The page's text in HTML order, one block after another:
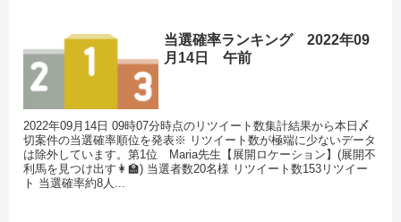
当選確率ランキング 2022年09
月14日 午前
2022年09月14日 09時07分時点のリツイート数集計結果から本日〆
切案件の当選確率順位を発表※ リツイート数が極端に少ないデータ
は除外しています。第1位 Maria先生【展開ロケーション】(展開不
利馬を見つけ出す👩‍🏫) 当選者数20名様 リツイート数153リツイー
ト 当選確率約8人...